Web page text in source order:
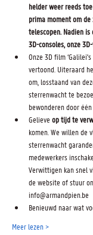
helder weer reeds
prima moment om
telescopen. Nadien
3D-consoles, onze
Onze 3D film
vertoond. Uiteraard
om, losstaand van
sterrenwacht te
bewonderen door
Gelieve op tijd te
komen. We willen de
sterrenwacht
medewerkers
Verwittigen kan snel
de website of stuur
info@armandpien.be
Benieuwd naar wat
Meer lezen >